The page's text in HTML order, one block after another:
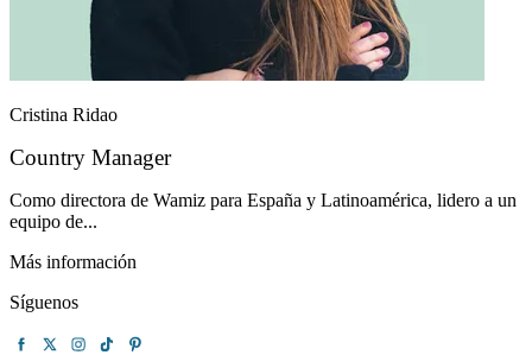
Cristina Ridao
Country Manager
Como directora de Wamiz para España y Latinoamérica, lidero a un
equipo de...
Más información
Síguenos